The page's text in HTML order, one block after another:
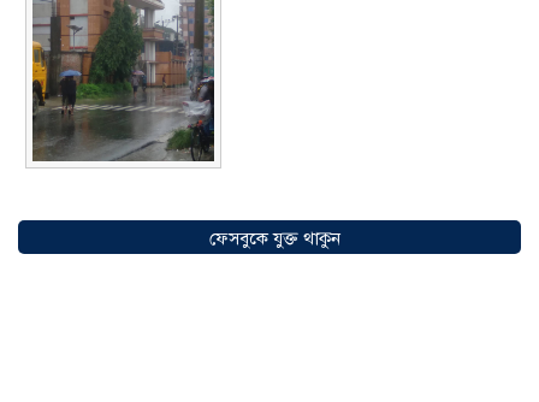
অগ্রযাত্রায় নতুন অধ্যায়, উদ্বোধন হলো ‘শিফা
মোহাম্মদিয়া ফিশারিজ’
০৫ আগস্ট ২০২৬
ফেসবুকে যুক্ত থাকুন